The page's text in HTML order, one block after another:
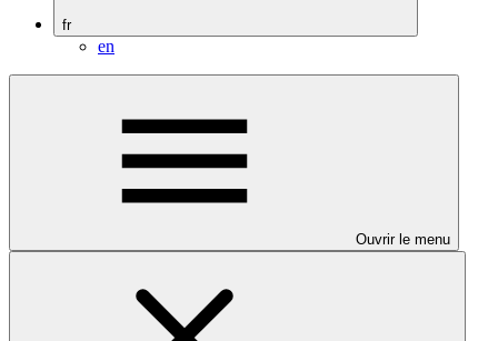
fr
en
Ouvrir le menu